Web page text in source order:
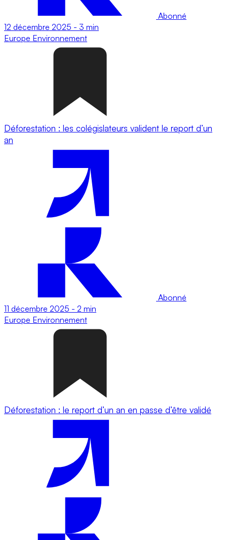
Abonné
12 décembre 2025 - 3 min
Europe Environnement
Déforestation : les colégislateurs valident le report d’un
an
Abonné
11 décembre 2025 - 2 min
Europe Environnement
Déforestation : le report d’un an en passe d’être validé